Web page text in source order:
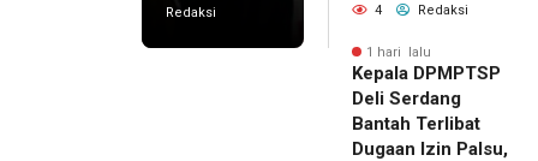
Redaksi
4 Redaksi
1 hari lalu
Kepala DPMPTSP
Deli Serdang
Bantah Terlibat
Dugaan Izin Palsu,